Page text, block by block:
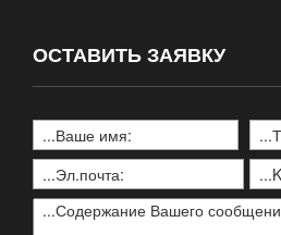
ОСТАВИТЬ ЗАЯВКУ